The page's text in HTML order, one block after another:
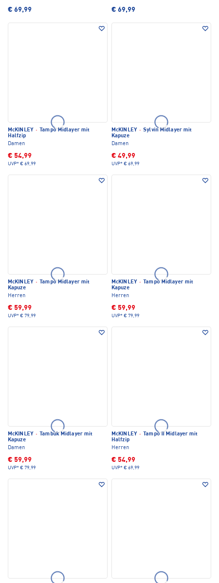
€ 69,99 € 69,99
McKINLEY ·
Tampo Midlayer mit
Halfzip
Damen
€ 54,99
UVP* € 69,99
McKINLEY · Sylvin Midlayer mit
Kapuze
Damen
€ 49,99
UVP* € 69,99
McKINLEY ·
Tampo Midlayer mit
Kapuze
Herren
€ 59,99
UVP* € 79,99
McKINLEY ·
Tampo Midlayer mit
Kapuze
Herren
€ 59,99
UVP* € 79,99
McKINLEY ·
Tambuk Midlayer mit
Kapuze
Damen
€ 59,99
UVP* € 79,99
McKINLEY ·
Tampo II Midlayer mit
Halfzip
Herren
€ 54,99
UVP* € 69,99